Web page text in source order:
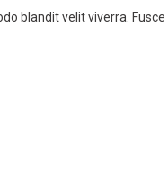
blandit velit viverra.